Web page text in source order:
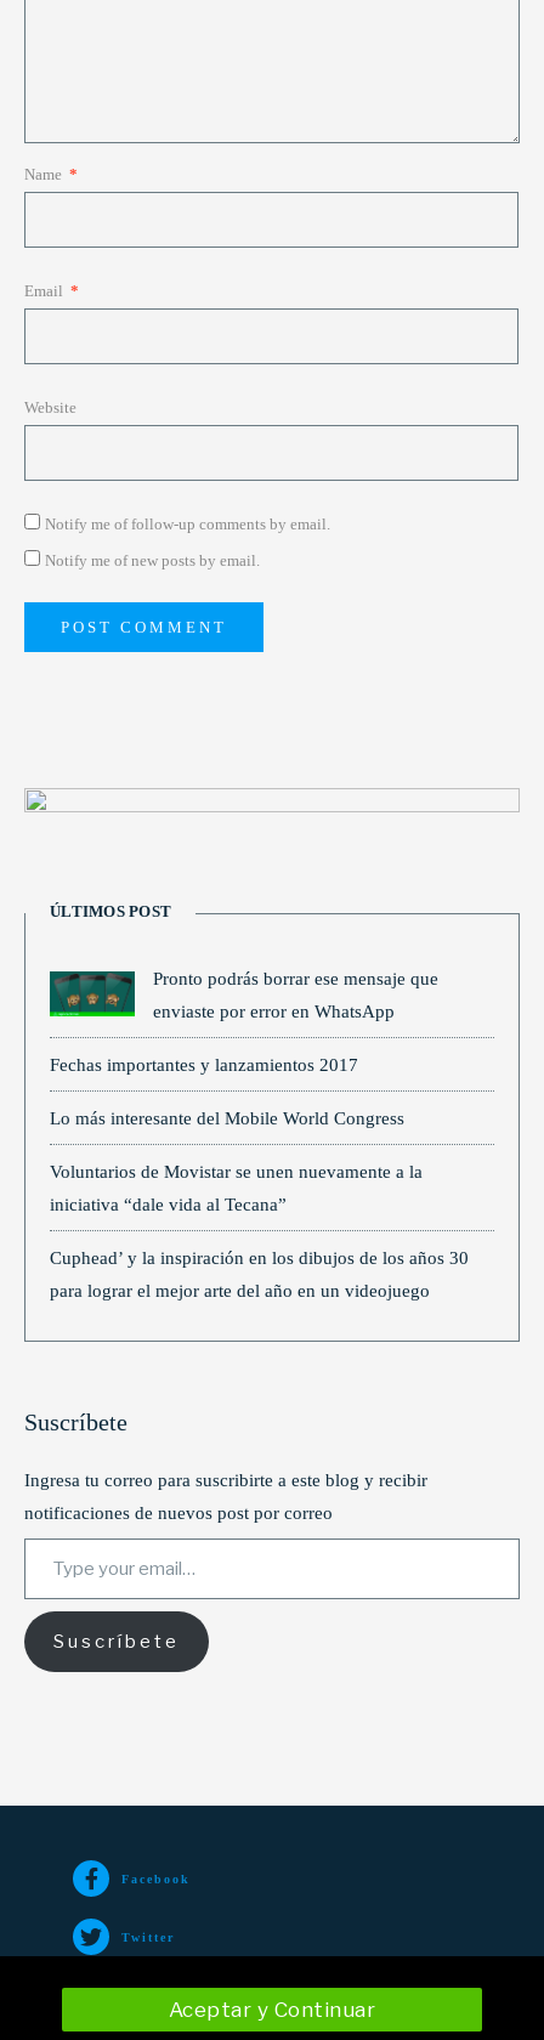
Name *
Email *
Website
Notify me of follow-up comments by email.
Notify me of new posts by email.
ÚLTIMOS POST
Pronto podrás borrar ese mensaje que
enviaste por error en WhatsApp
Fechas importantes y lanzamientos 2017
Lo más interesante del Mobile World Congress
Voluntarios de Movistar se unen nuevamente a la
iniciativa “dale vida al Tecana”
Cuphead’ y la inspiración en los dibujos de los años 30
para lograr el mejor arte del año en un videojuego
Suscríbete
Ingresa tu correo para suscribirte a este blog y recibir
notificaciones de nuevos post por correo
Type your email…
Suscríbete
Facebook
Twitter
Aceptar y Continuar